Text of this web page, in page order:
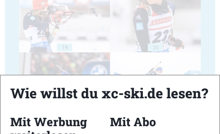
19 20
Wie willst du xc-ski.de lesen?
Mit Werbung
Mit Abo